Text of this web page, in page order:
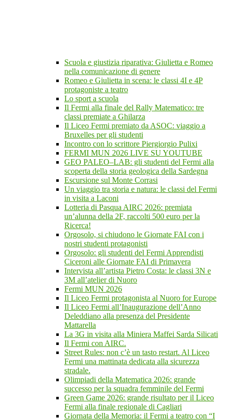
Scuola e giustizia riparativa: Giulietta e Romeo
nella comunicazione di genere
Romeo e Giulietta in scena: le classi 4I e 4P
protagoniste a teatro
Lo sport a scuola
Il Fermi alla finale del Rally Matematico: tre
classi premiate a Ghilarza
Il Liceo Fermi premiato da ASOC: viaggio a
Bruxelles per gli studenti
Incontro con lo scrittore Piergiorgio Pulixi
FERMI MUN 2026 LIVE SU YOUTUBE
GEO PALEO–LAB: gli studenti del Fermi alla
scoperta della storia geologica della Sardegna
Escursione sul Monte Corrasi
Un viaggio tra storia e natura: le classi del Fermi
in visita a Laconi
Lotteria di Pasqua AIRC 2026: premiata
un’alunna della 2F, raccolti 500 euro per la
Ricerca!
Orgosolo, si chiudono le Giornate FAI con i
nostri studenti protagonisti
Orgosolo: gli studenti del Fermi Apprendisti
Ciceroni alle Giornate FAI di Primavera
Intervista all’artista Pietro Costa: le classi 3N e
3M all’atelier di Nuoro
Fermi MUN 2026
Il Liceo Fermi protagonista al Nuoro for Europe
Il Liceo Fermi all’Inaugurazione dell’Anno
Deleddiano alla presenza del Presidente
Mattarella
La 3G in visita alla Miniera Maffei Sarda Silicati
Il Fermi con AIRC.
Street Rules: non c’è un tasto restart. Al Liceo
Fermi una mattinata dedicata alla sicurezza
stradale.
Olimpiadi della Matematica 2026: grande
successo per la squadra femminile del Fermi
Green Game 2026: grande risultato per il Liceo
Fermi alla finale regionale di Cagliari
Giornata della Memoria: il Fermi a teatro con “I